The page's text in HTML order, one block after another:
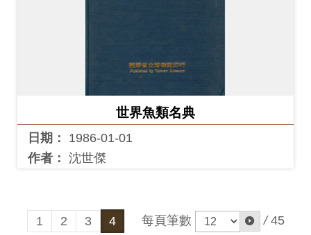
世界魚類名典
日期：
1986-01-01
作者： 沈世傑
1 2 3 4 每頁筆數 / 45